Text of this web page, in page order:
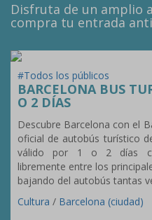
Disfruta de un amplio
compra tu entrada
#Todos los públicos
BARCELONA BUS
O 2 DÍAS
Descubre Barcelona con el
oficial de autobús turístico
válido por 1 o 2 días
libremente entre los
bajando del autobús tantas
Cultura / Barcelona (ciudad)